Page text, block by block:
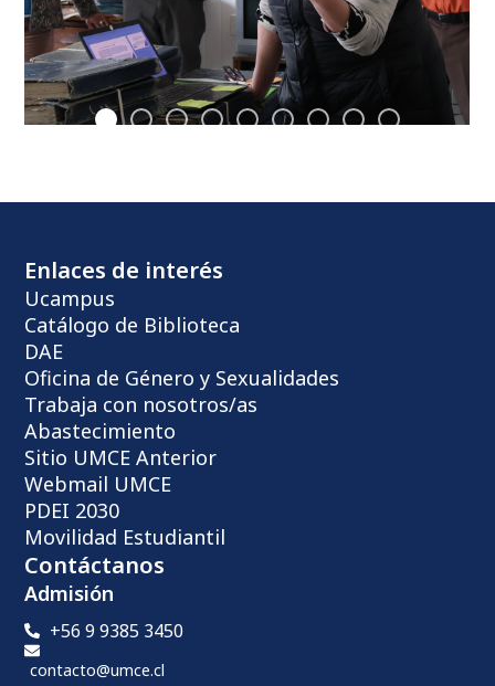
Enlaces de interés
Ucampus
Catálogo de Biblioteca
DAE
Oficina de Género y Sexualidades
Trabaja con nosotros/as
Abastecimiento
Sitio UMCE Anterior
Webmail UMCE
PDEI 2030